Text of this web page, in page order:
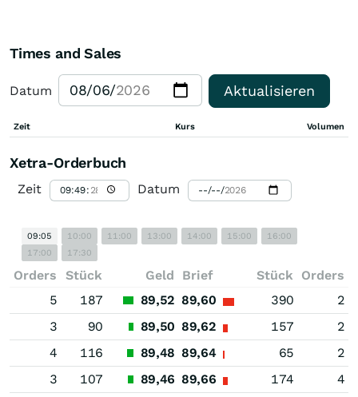
Times and Sales
Datum Aktualisieren
Zeit Kurs Volumen
Xetra-Orderbuch
Zeit Datum
09:05 10:00 11:00 13:00 14:00 15:00
16:00
17:00
17:30
Orders Stück Geld Brief Stück
Orders
5
187 89,52 89,60 390
2
3
90 89,50 89,62 157
2
4
116 89,48 89,64 65
2
3
107 89,46 89,66 174
4